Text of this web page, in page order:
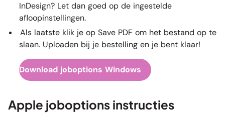
InDesign? Let dan goed op de ingestelde
afloopinstellingen.
Als laatste klik je op Save PDF om het bestand op te
slaan. Uploaden bij je bestelling en je bent klaar!
Download joboptions Windows
Apple joboptions instructies